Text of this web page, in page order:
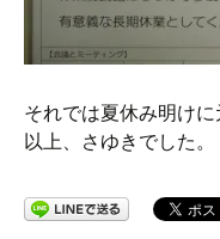
それでは夏休み明けに
以上、さゆきでした。